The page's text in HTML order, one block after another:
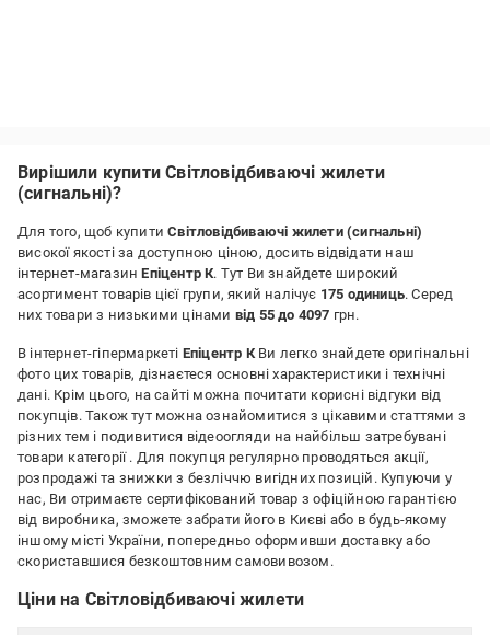
Вирішили купити Світловідбиваючі жилети
(сигнальні)?
Для того, щоб купитиСвітловідбиваючі жилети (сигнальні)
високої якості за доступною ціною, досить відвідати наш
інтернет-магазинЕпіцентр К. Тут Ви знайдете широкий
асортимент товарів цієї групи, який налічує 175 одиниць. Серед
них товари з низькими цінами від 55 до 4097 грн.
В інтернет-гіпермаркеті Епіцентр КВи легко знайдете оригінальні
фото цих товарів, дізнаєтеся основні характеристики і технічні
дані. Крім цього, на сайті можна почитати корисні відгуки від
покупців. Також тут можна ознайомитися з цікавими статтями з
різних тем і подивитися відеоогляди на найбільш затребувані
товари категорії . Для покупця регулярно проводяться акції,
розпродажі та знижки з безліччю вигідних позицій. Купуючи у
нас, Ви отримаєте сертифікований товар з офіційною гарантією
від виробника, зможете забрати його в Києві або в будь-якому
іншому місті України, попередньо оформивши доставку або
скориставшися безкоштовним самовивозом.
Ціни на Світловідбиваючі жилети